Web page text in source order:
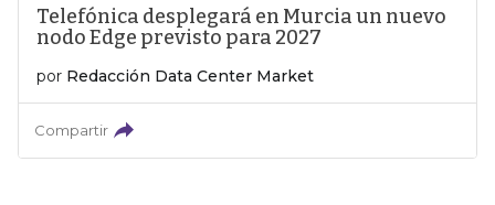
Telefónica desplegará en Murcia un nuevo
nodo Edge previsto para 2027
por Redacción Data Center Market
Compartir